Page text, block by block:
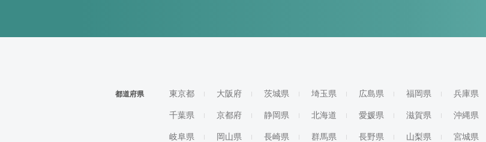
都道府県 東京都 大阪府 茨城県 埼玉県 広島県 福岡県 兵庫県
千葉県 京都府 静岡県 北海道 愛媛県 滋賀県 沖縄県
岐阜県 岡山県 長崎県 群馬県 長野県 山梨県 宮城県